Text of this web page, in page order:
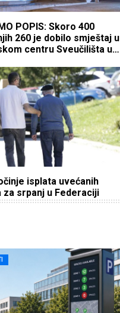
POPIS: Skoro 400
260 je dobilo smještaj u
centru Sveučilišta u
isplata uvećanih
za srpanj u Federaciji